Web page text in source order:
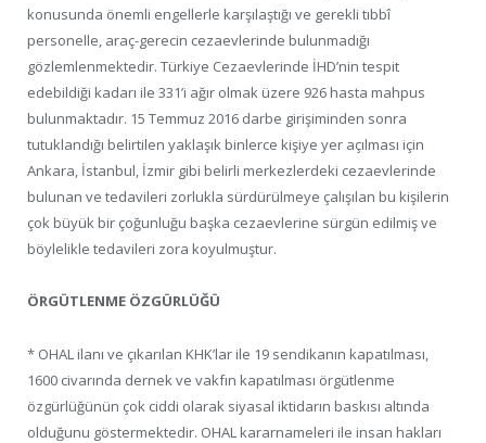
konusunda önemli engellerle karşılaştığı ve gerekli tıbbî
personelle, araç-gerecin cezaevlerinde bulunmadığı
gözlemlenmektedir. Türkiye Cezaevlerinde İHD’nin tespit
edebildiği kadarı ile 331’i ağır olmak üzere 926 hasta mahpus
bulunmaktadır. 15 Temmuz 2016 darbe girişiminden sonra
tutuklandığı belirtilen yaklaşık binlerce kişiye yer açılması için
Ankara, İstanbul, İzmir gibi belirli merkezlerdeki cezaevlerinde
bulunan ve tedavileri zorlukla sürdürülmeye çalışılan bu kişilerin
çok büyük bir çoğunluğu başka cezaevlerine sürgün edilmiş ve
böylelikle tedavileri zora koyulmuştur.
ÖRGÜTLENME ÖZGÜRLÜĞÜ
* OHAL ilanı ve çıkarılan KHK’lar ile 19 sendikanın kapatılması,
1600 civarında dernek ve vakfın kapatılması örgütlenme
özgürlüğünün çok ciddi olarak siyasal iktidarın baskısı altında
olduğunu göstermektedir. OHAL kararnameleri ile insan hakları